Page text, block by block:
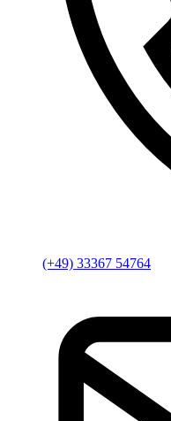
(+49) 33367 54764